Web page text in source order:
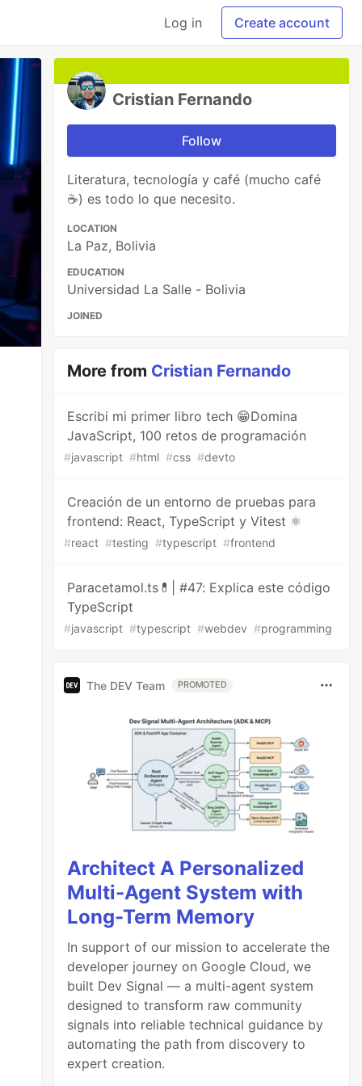
Log in Create account
Cristian Fernando
Follow
Literatura, tecnología y café (mucho café
☕) es todo lo que necesito.
LOCATION
La Paz, Bolivia
EDUCATION
Universidad La Salle - Bolivia
JOINED
More from Cristian Fernando
Escribi mi primer libro tech 😁Domina
JavaScript, 100 retos de programación
#javascript #html #css #devto
Creación de un entorno de pruebas para
frontend: React, TypeScript y Vitest ⚛️
#react #testing #typescript #frontend
Paracetamol.ts💊| #47: Explica este código
TypeScript
#javascript #typescript #webdev #programming
The DEV Team PROMOTED
Architect A Personalized
Multi-Agent System with
Long-Term Memory
In support of our mission to accelerate the
developer journey on Google Cloud, we
built Dev Signal — a multi-agent system
designed to transform raw community
signals into reliable technical guidance by
automating the path from discovery to
expert creation.